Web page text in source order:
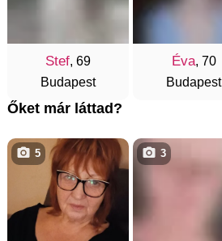
Stef, 69
Budapest
Éva, 70
Budapest
Őket már láttad?
5 3